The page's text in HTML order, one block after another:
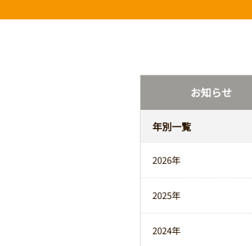
お知らせ
年別一覧
2026年
2025年
2024年